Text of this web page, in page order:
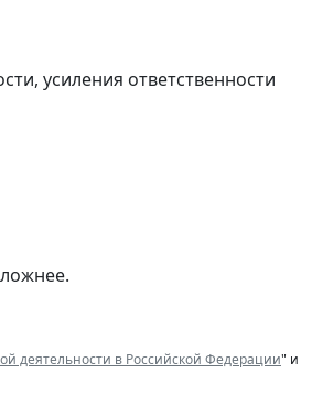
усиления ответственности
деятельности в Российской Федерации" и